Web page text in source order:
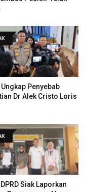
Penyebab
Dr Alek Cristo Loris
Siak Laporkan